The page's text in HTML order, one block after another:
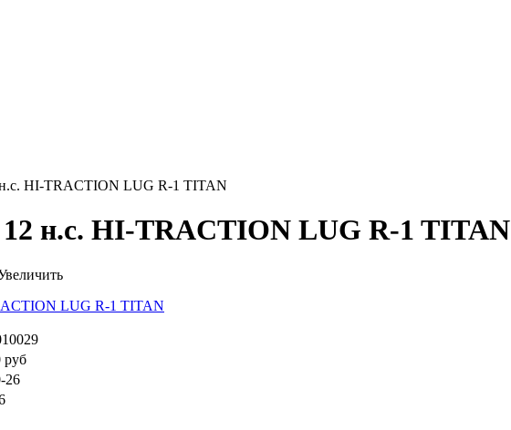
HI-TRACTION LUG R-1 TITAN
н.с. HI-TRACTION LUG R-1 TITAN
руб
26